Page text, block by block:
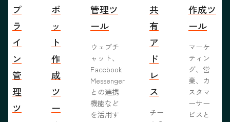
プ
ラ
イ
ン
管
理
ツ
ボ
ッ
ト
作
成
ツ
ー
管理ツ
ール
ウェブチ
ャット、
Facebook
Messenger
との連携
機能など
を活用す
共
有
ア
ド
レ
ス
チー
作成ツ
ール
マーケ
ティン
グ、営
業、カ
スタマ
ーサー
ビスと